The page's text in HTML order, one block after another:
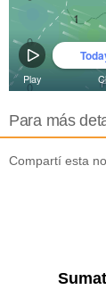
Para más
Compartí esta